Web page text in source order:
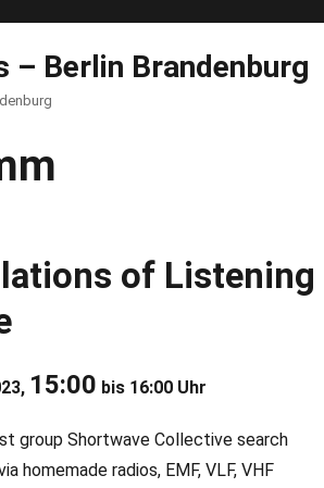
– Berlin Brandenburg
of Listening
15:00 bis 16:00 Uhr
group Shortwave Collective search
homemade radios, EMF, VLF, VHF